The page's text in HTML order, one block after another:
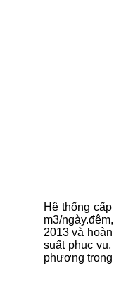
Hệ thống
m3/
2013 và
suất phục
phương